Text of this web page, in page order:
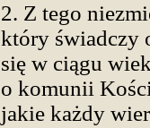
2. Z tego
który świadczy
się w ciągu
o komunii
jakie każdy